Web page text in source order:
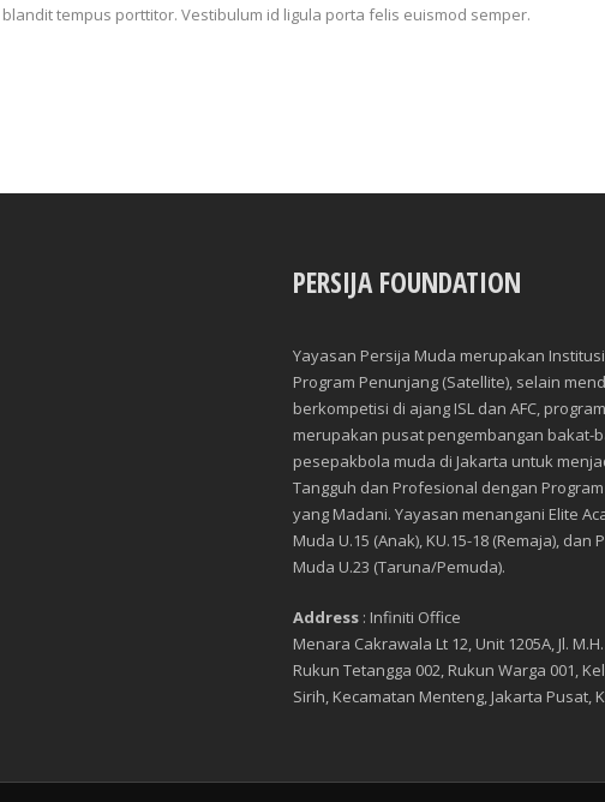
tempus porttitor. Vestibulum id ligula porta felis euismod semper.
PERSIJA FOUNDATION
Yayasan Persija Muda merupakan
Program Penunjang (Satellite), selain
berkompetisi di ajang ISL dan AFC,
merupakan pusat pengembangan bakat-
pesepakbola muda di Jakarta untuk
Tangguh dan Profesional dengan
yang Madani. Yayasan menangani Elite
Muda U.15 (Anak), KU.15-18 (Remaja), dan
Muda U.23 (Taruna/Pemuda).
Address: Infiniti Office
Menara Cakrawala Lt 12, Unit 1205A, Jl.
Rukun Tetangga 002, Rukun Warga 001,
Sirih, Kecamatan Menteng, Jakarta Pusat,